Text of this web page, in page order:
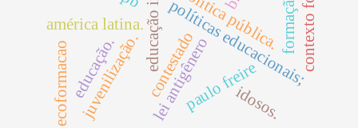
políticas educacionais;
política pública.
américa latina.
contestadopaulo freire
juvenilização.lei antigênero
educação.
idosos.
ecoformacao